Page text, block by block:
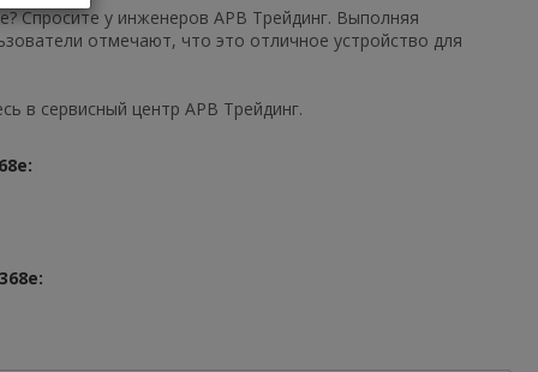
Спросите у инженеров АРВ Трейдинг. Выполняя
отмечают, что это отличное устройство для
в сервисный центр АРВ Трейдинг.